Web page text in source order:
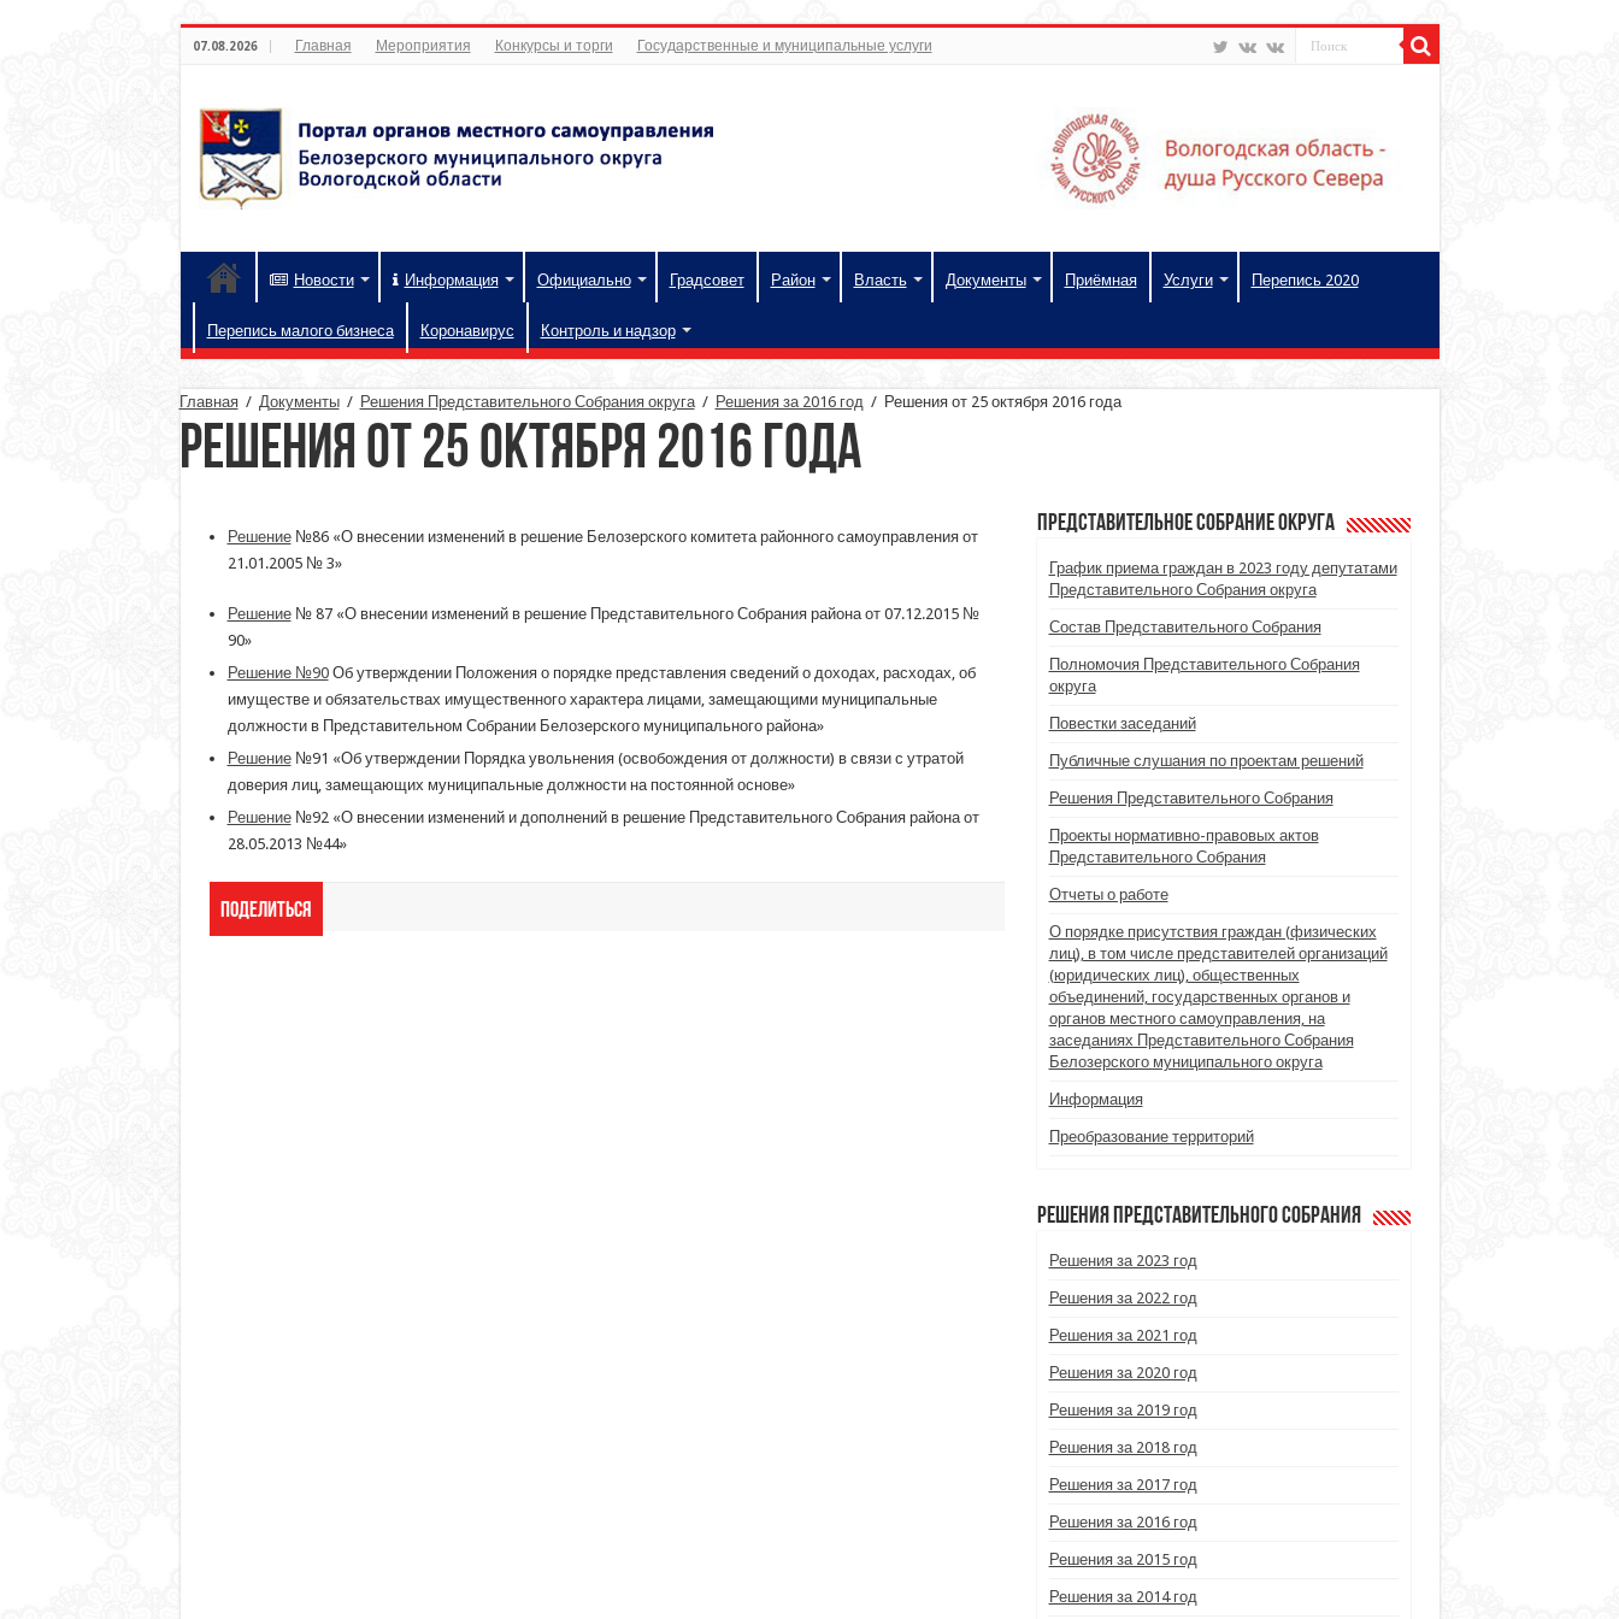
07.08.2026 Главная Мероприятия Конкурсы и торги Государственные и муниципальные услуги
Новости Информация Официально Градсовет Район Власть Документы Приёмная Услуги Перепись 2020
Перепись малого бизнеса Коронавирус Контроль и надзор
Главная / Документы / Решения Представительного Собрания округа / Решения за 2016 год / Решения от 25 октября 2016 года
Решения от 25 октября 2016 года
Решение№86 «О внесении изменений в решение Белозерского комитета районного самоуправления от
21.01.2005 № 3»
Решение№ 87 «О внесении изменений в решение Представительного Собрания района от 07.12.2015 №
90»
Решение №90Об утверждении Положения о порядке представления сведений о доходах, расходах, об
имуществе и обязательствах имущественного характера лицами, замещающими муниципальные
должности в Представительном Собрании Белозерского муниципального района»
Решение№91 «Об утверждении Порядка увольнения (освобождения от должности) в связи с утратой
доверия лиц, замещающих муниципальные должности на постоянной основе»
Решение№92 «О внесении изменений и дополнений в решение Представительного Собрания района от
28.05.2013 №44»
Поделиться
Представительное Собрание округа
График приема граждан в 2023 году депутатами
Представительного Собрания округа
Состав Представительного Собрания
Полномочия Представительного Собрания
округа
Повестки заседаний
Публичные слушания по проектам решений
Решения Представительного Собрания
Проекты нормативно-правовых актов
Представительного Собрания
Отчеты о работе
О порядке присутствия граждан (физических
лиц), в том числе представителей организаций
(юридических лиц), общественных
объединений, государственных органов и
органов местного самоуправления, на
заседаниях Представительного Собрания
Белозерского муниципального округа
Информация
Преобразование территорий
Решения Представительного Собрания
Решения за 2023 год
Решения за 2022 год
Решения за 2021 год
Решения за 2020 год
Решения за 2019 год
Решения за 2018 год
Решения за 2017 год
Решения за 2016 год
Решения за 2015 год
Решения за 2014 год